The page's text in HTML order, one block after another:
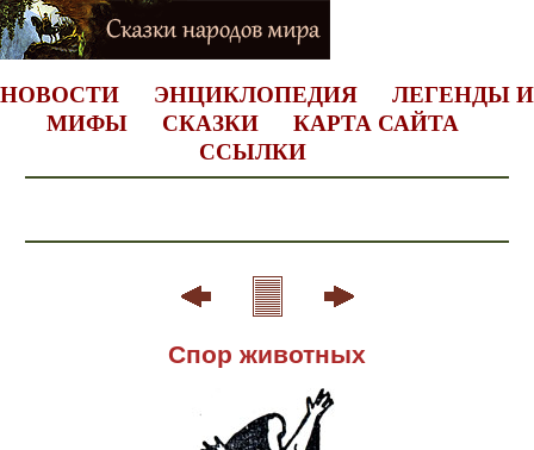
НОВОСТИ ЭНЦИКЛОПЕДИЯ
ЛЕГЕНДЫ И
МИФЫ
СКАЗКИ
КАРТА САЙТА
ССЫЛКИ
Спор животных